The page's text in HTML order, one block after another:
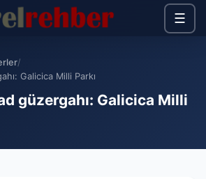
☰
/
Galicica Milli Parkı
güzergahı: Galicica Milli